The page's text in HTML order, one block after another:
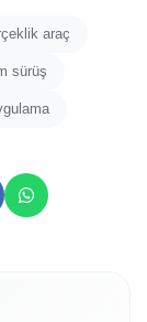
araç
sürüş